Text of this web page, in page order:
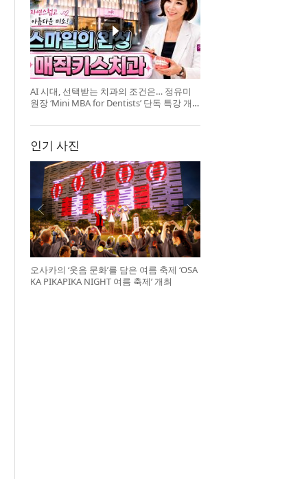
AI 시대, 선택받는 치과의 조건은… 정유미
원장 ‘Mini MBA for Dentists’ 단독 특강 개
인기 사진
오사카의 ‘웃음 문화’를 담은 여름 축제 ‘OSA
KA PIKAPIKA NIGHT 여름 축제’ 개최